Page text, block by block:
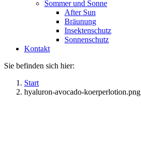
Sommer und Sonne
After Sun
Bräunung
Insektenschutz
Sonnenschutz
Kontakt
Sie befinden sich hier:
Start
hyaluron-avocado-koerperlotion.png